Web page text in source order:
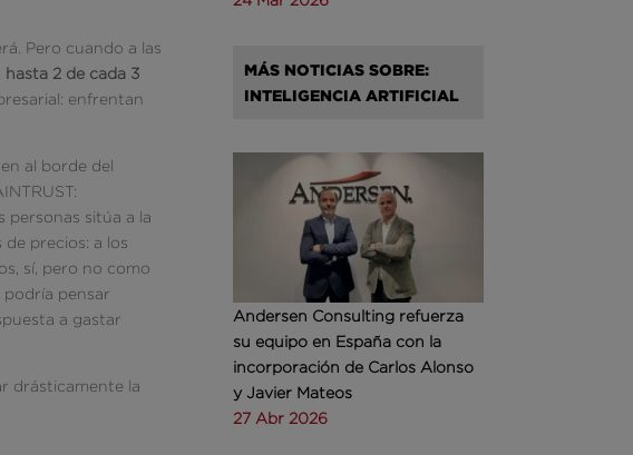
Pero cuando a las
hasta 2 de cada 3
enfrentan
al borde del
personas sitúa a la
de precios: a los
sí, pero no como
podría pensar
a gastar
drásticamente la
MÁS NOTICIAS SOBRE:
INTELIGENCIA ARTIFICIAL
Andersen Consulting refuerza
su equipo en España con la
incorporación de Carlos Alonso
y Javier Mateos
27 Abr 2026